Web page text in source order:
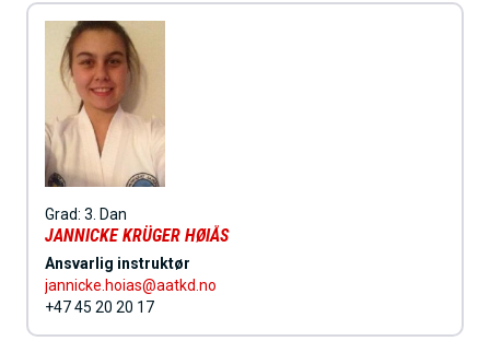
Grad: 3. Dan
JANNICKE KRÜGER HØIÅS
Ansvarlig instruktør
jannicke.hoias@aatkd.no
+47 45 20 20 17